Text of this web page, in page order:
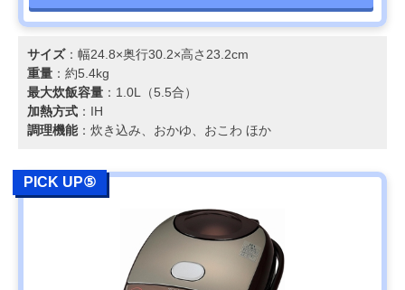
サイズ：幅24.8×奥行30.2×高さ23.2cm
重量 ：約5.4kg
最大炊飯容量 ：1.0L（5.5合）
加熱方式 ：IH
調理機能：炊き込み、おかゆ、おこわ ほか
PICK UP⑤